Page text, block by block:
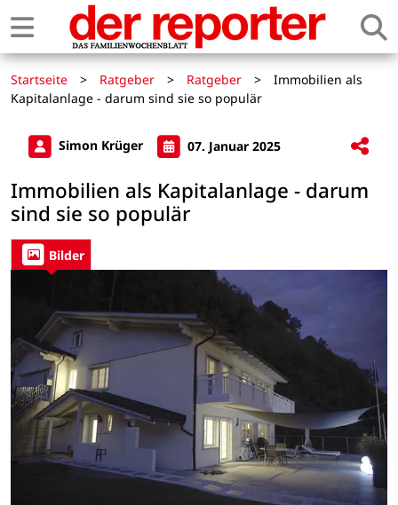
Startseite > Ratgeber > Ratgeber >
Immobilien als
Kapitalanlage - darum sind sie so populär
Simon Krüger 07. Januar 2025
Immobilien als Kapitalanlage - darum
sind sie so populär
Bilder